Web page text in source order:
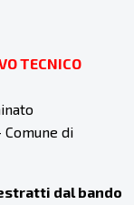
TECNICO
di
dal bando